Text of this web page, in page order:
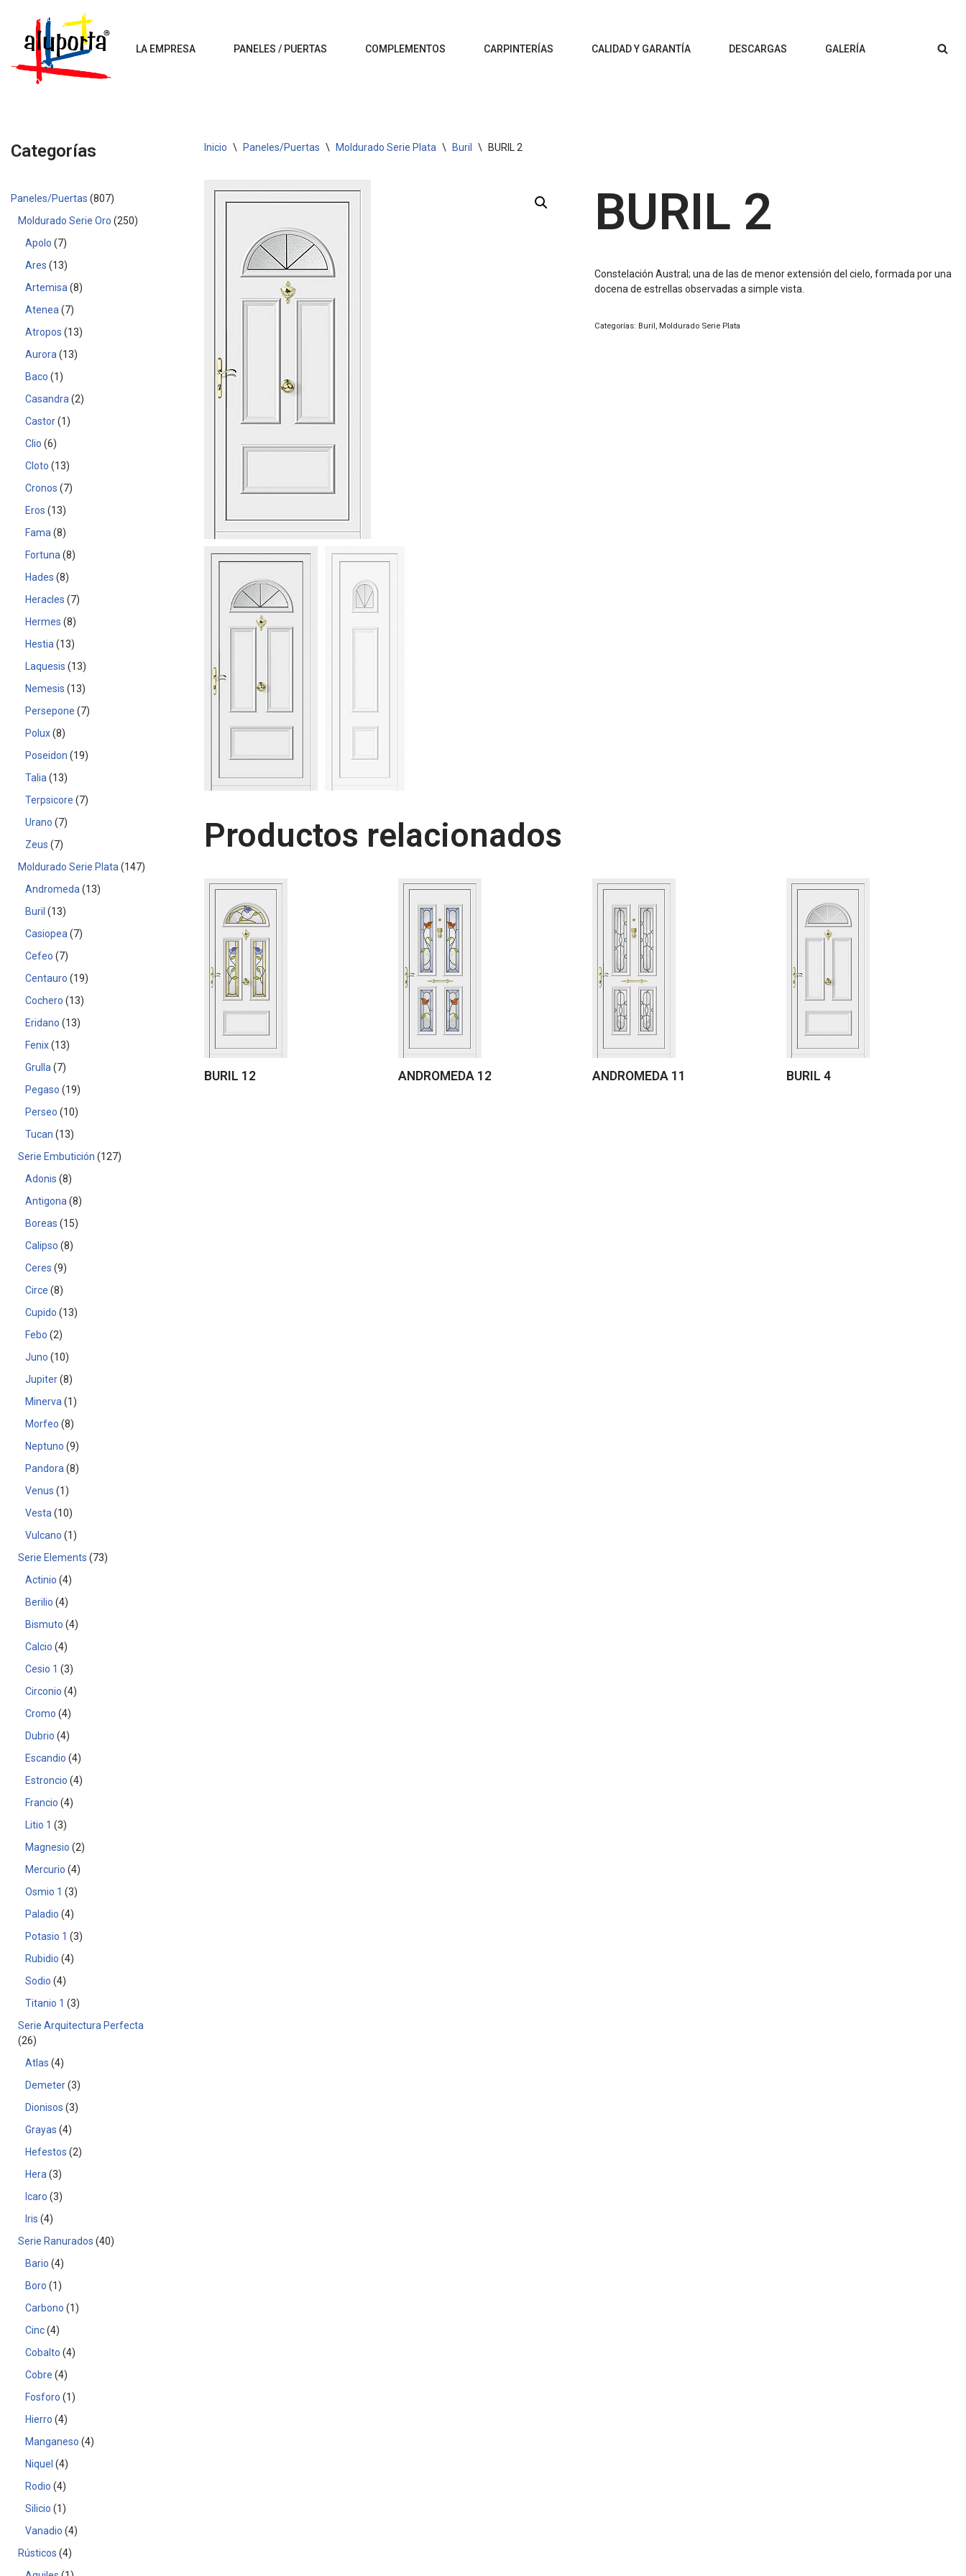
Saltar
contenido
LA EMPRESA PANELES / PUERTAS COMPLEMENTOS CARPINTERÍAS CALIDAD Y GARANTÍA DESCARGAS GALERÍA
Categorías
Paneles/Puertas 807
Moldurado Serie Oro 250
Apolo
7
Ares
13
Artemisa 8
Atenea
7
Atropos
13
Aurora
13
Baco
1
Casandra 2
Castor 1
Clio 6
Cloto
13
Cronos
7
Eros
13
Fama 8
Fortuna 8
Hades 8
Heracles
7
Hermes 8
Hestia
13
Laquesis
13
Nemesis
13
Persepone
7
Polux 8
Poseidon
19
Talia
13
Terpsicore
7
Urano
7
Zeus
7
Moldurado Serie Plata
147
Andromeda
13
Buril
13
Casiopea
7
Cefeo
7
Centauro
19
Cochero
13
Eridano
13
Fenix 13
Grulla
7
Pegaso
19
Perseo
10
Tucan
13
Serie Embutición
127
Adonis 8
Antigona 8
Boreas
15
Calipso 8
Ceres 9
Circe 8
Cupido
13
Febo 2
Juno
10
Jupiter 8
Minerva
1
Morfeo 8
Neptuno 9
Pandora 8
Venus
1
Vesta
10
Vulcano
1
Serie Elements
73
Actinio 4
Berilio 4
Bismuto 4
Calcio 4
Cesio 1
3
Circonio 4
Cromo 4
Dubrio 4
Escandio 4
Estroncio 4
Francio 4
Litio 1
3
Magnesio 2
Mercurio 4
Osmio 1
3
Paladio 4
Potasio 1
3
Rubidio 4
Sodio 4
Titanio 1
3
Serie Arquitectura Perfecta
26
Atlas 4
Demeter 3
Dionisos 3
Grayas 4
Hefestos 2
Hera 3
Icaro 3
Iris 4
Serie Ranurados 40
Bario 4
Boro
1
Carbono
1
Cinc 4
Cobalto 4
Cobre 4
Fosforo
1
Hierro 4
Manganeso 4
Niquel
4
Rodio 4
Silicio
1
Vanadio 4
Rústicos 4
Inicio \ Paneles/Puertas \ Moldurado Serie Plata \ Buril \ BURIL 2
BURIL 2
Constelación Austral; una de las de menor extensión del cielo, formada por una
docena de estrellas observadas a simple vista.
Categorías: Buril, Moldurado Serie Plata
Productos relacionados
BURIL 12 ANDROMEDA 12 ANDROMEDA 11 BURIL 4